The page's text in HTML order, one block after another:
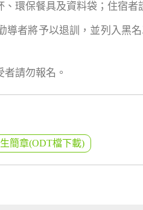
環保餐具及資料袋；住宿者
者將予以退訓，並列入黑
請勿報名。
簡章(ODT檔下載)